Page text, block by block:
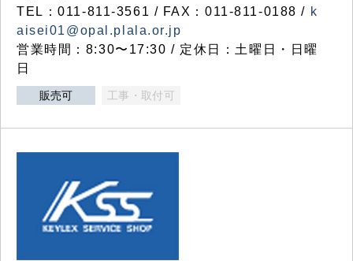
TEL：011-811-3561 / FAX：011-811-0188 / k
aisei01@opal.plala.or.jp
営業時間：8:30〜17:30 / 定休日：土曜日・日曜
日
販売可 工事・取付可